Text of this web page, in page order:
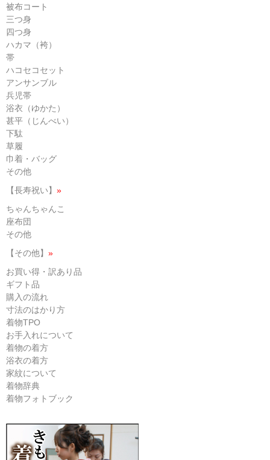
被布コート
三つ身
四つ身
ハカマ（袴）
帯
ハコセコセット
アンサンブル
兵児帯
浴衣（ゆかた）
甚平（じんべい）
下駄
草履
巾着・バッグ
その他
【長寿祝い】 »
ちゃんちゃんこ
座布団
その他
【その他】 »
お買い得・訳あり品
ギフト品
購入の流れ
寸法のはかり方
着物TPO
お手入れについて
着物の着方
浴衣の着方
家紋について
着物辞典
着物フォトブック